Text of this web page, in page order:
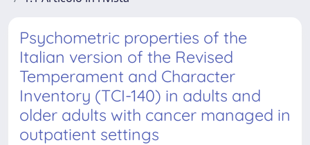
Psychometric properties of the
Italian version of the Revised
Temperament and Character
Inventory (TCI-140) in adults and
older adults with cancer managed in
outpatient settings